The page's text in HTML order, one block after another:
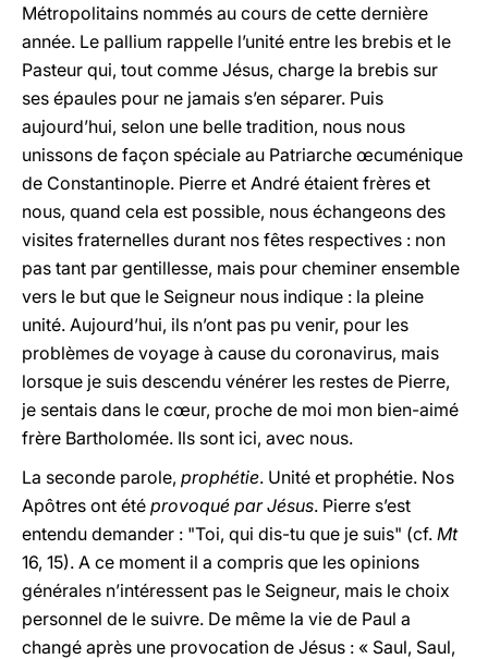
Métropolitains nommés au cours de cette dernière
année. Le pallium rappelle l’unité entre les brebis et le
Pasteur qui, tout comme Jésus, charge la brebis sur
ses épaules pour ne jamais s’en séparer. Puis
aujourd’hui, selon une belle tradition, nous nous
unissons de façon spéciale au Patriarche œcuménique
de Constantinople. Pierre et André étaient frères et
nous, quand cela est possible, nous échangeons des
visites fraternelles durant nos fêtes respectives : non
pas tant par gentillesse, mais pour cheminer ensemble
vers le but que le Seigneur nous indique : la pleine
unité. Aujourd’hui, ils n’ont pas pu venir, pour les
problèmes de voyage à cause du coronavirus, mais
lorsque je suis descendu vénérer les restes de Pierre,
je sentais dans le cœur, proche de moi mon bien-aimé
frère Bartholomée. Ils sont ici, avec nous.
La seconde parole, prophétie. Unité et prophétie. Nos
Apôtres ont été provoqué par Jésus. Pierre s’est
entendu demander : "Toi, qui dis-tu que je suis" (cf. Mt
16, 15). A ce moment il a compris que les opinions
générales n’intéressent pas le Seigneur, mais le choix
personnel de le suivre. De même la vie de Paul a
changé après une provocation de Jésus : « Saul, Saul,